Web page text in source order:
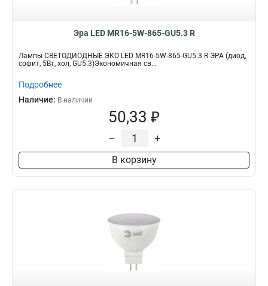
Эра LED MR16-5W-865-GU5.3 R
Лампы СВЕТОДИОДНЫЕ ЭКО LED MR16-5W-865-GU5.3 R ЭРА (диод,
софит, 5Вт, хол, GU5.3)Экономичная св...
Подробнее
Наличие: В наличии
50,33 ₽
– +
В корзину